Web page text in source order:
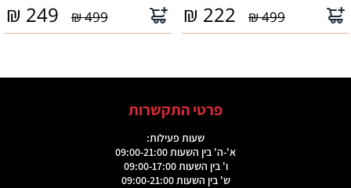
499 ₪
222
₪
499 ₪
249
₪
פרטי התקשרות
שעות פעילות:
א'-ה' בין השעות 09:00-21:00
ו' בין השעות 09:00-17:00
ש' בין השעות 09:00-21:00